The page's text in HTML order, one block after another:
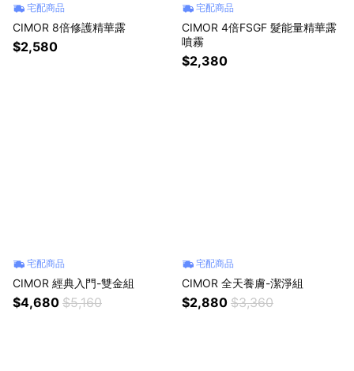
宅配商品
CIMOR 8倍修護精華露
$2,580
宅配商品
CIMOR 4倍FSGF 髮能量精華露
噴霧
$2,380
宅配商品
CIMOR 經典入門-雙金組
$4,680 $5,160
宅配商品
CIMOR 全天養膚-潔淨組
$2,880 $3,360